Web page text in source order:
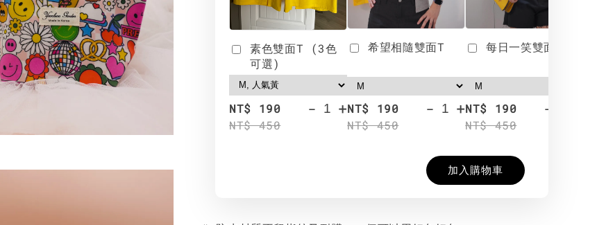
素色雙面T (3色
可選)
NT$ 190
NT$ 450
- +
希望相隨雙面T
NT$ 190
NT$ 450
- +
每日一笑雙面T
NT$ 190
NT$ 450
-
加入購物車